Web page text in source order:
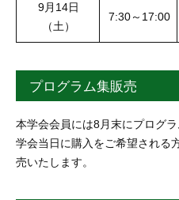
9月14日
（土）
7:30～17:00
プログラム集販売
本学会会員には8月末にプログ
学会当日に購入をご希望される
売いたします。